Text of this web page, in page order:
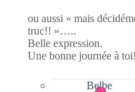
ou aussi « mais
truc!! »…..
Belle expression.
Une bonne journée à toi!
Belbe